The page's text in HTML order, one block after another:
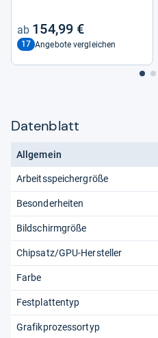
154,99 €
17 Angebote vergleichen
Datenblatt
Allgemein
Arbeitsspeichergröße
Besonderheiten
Bildschirmgröße
Chipsatz/GPU-Hersteller
Farbe
Festplattentyp
Grafikprozessortyp